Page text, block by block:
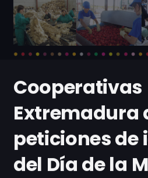
Cooperativas
Extremadura
peticiones de
del Día de la